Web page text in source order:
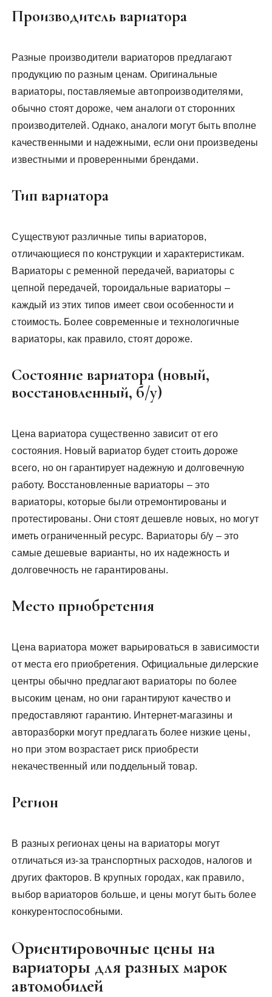
Производитель вариатора
Разные производители вариаторов предлагают
продукцию по разным ценам. Оригинальные
вариаторы, поставляемые автопроизводителями,
обычно стоят дороже, чем аналоги от сторонних
производителей. Однако, аналоги могут быть вполне
качественными и надежными, если они произведены
известными и проверенными брендами.
Тип вариатора
Существуют различные типы вариаторов,
отличающиеся по конструкции и характеристикам.
Вариаторы с ременной передачей, вариаторы с
цепной передачей, тороидальные вариаторы –
каждый из этих типов имеет свои особенности и
стоимость. Более современные и технологичные
вариаторы, как правило, стоят дороже.
Состояние вариатора (новый,
восстановленный, б/у)
Цена вариатора существенно зависит от его
состояния. Новый вариатор будет стоить дороже
всего, но он гарантирует надежную и долговечную
работу. Восстановленные вариаторы – это
вариаторы, которые были отремонтированы и
протестированы. Они стоят дешевле новых, но могут
иметь ограниченный ресурс. Вариаторы б/у – это
самые дешевые варианты, но их надежность и
долговечность не гарантированы.
Место приобретения
Цена вариатора может варьироваться в зависимости
от места его приобретения. Официальные дилерские
центры обычно предлагают вариаторы по более
высоким ценам, но они гарантируют качество и
предоставляют гарантию. Интернет-магазины и
авторазборки могут предлагать более низкие цены,
но при этом возрастает риск приобрести
некачественный или поддельный товар.
Регион
В разных регионах цены на вариаторы могут
отличаться из-за транспортных расходов, налогов и
других факторов. В крупных городах, как правило,
выбор вариаторов больше, и цены могут быть более
конкурентоспособными.
Ориентировочные цены на
вариаторы для разных марок
автомобилей